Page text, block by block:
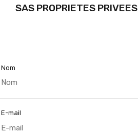
SAS PROPRIETES PRIVEES
Nom
E-mail